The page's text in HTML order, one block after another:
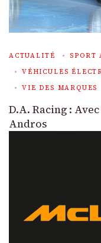
ACTUALITÉ
SPORT
VÉHICULES
VIE DES MARQUES
D.A. Racing :
Andros